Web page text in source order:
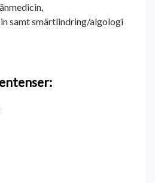
samt smärtlindring/algologi